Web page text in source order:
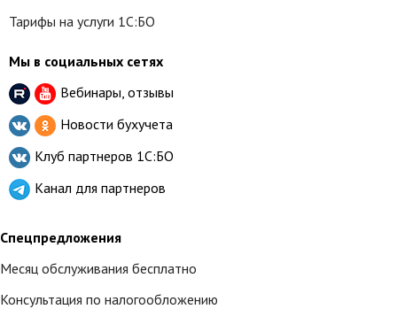
Тарифы на услуги 1С:БО
Мы в социальных сетях
Вебинары, отзывы
Новости бухучета
Клуб партнеров 1С:БО
Канал для партнеров
Спецпредложения
Месяц обслуживания бесплатно
Консультация по налогообложению